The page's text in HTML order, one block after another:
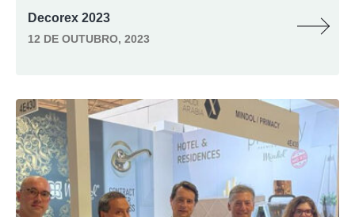
Decorex 2023
12 DE OUTUBRO, 2023